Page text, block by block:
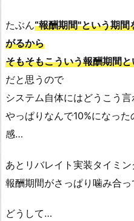
たぶん“報酬期間"という期
がるから
そもそもこういう報酬期間
だと思うので
システム自体にはどうこう
やっぱりなんで10%になっ
感…
あとリバレイト実装タイミ
報酬期間がさっぱり噛み合
どうして…